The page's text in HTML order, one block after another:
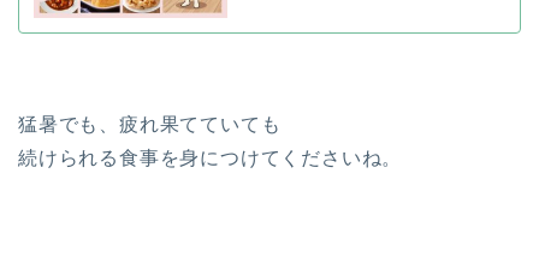
猛暑でも、疲れ果てていても
続けられる食事を身につけてくださいね。